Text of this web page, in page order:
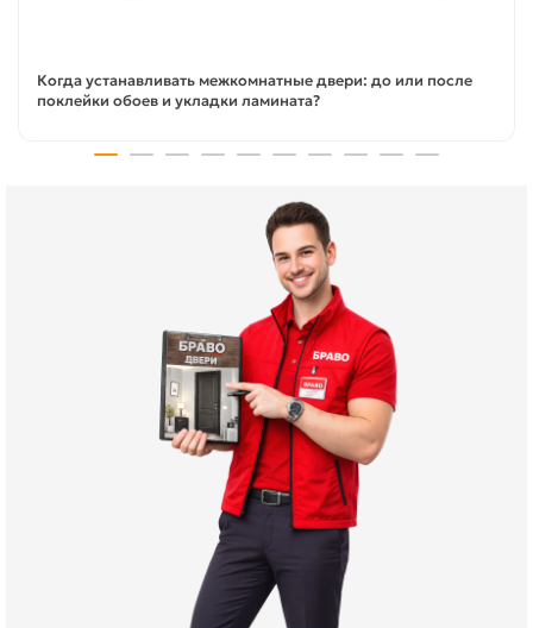
Когда устанавливать межкомнатные двери: до или после
поклейки обоев и укладки ламината?